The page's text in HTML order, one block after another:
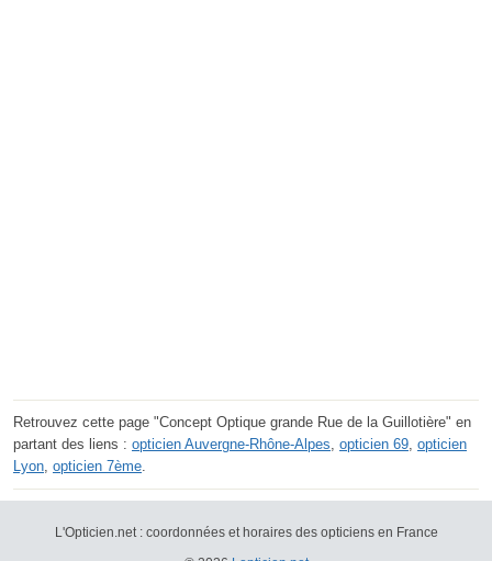
Retrouvez cette page "Concept Optique grande Rue de la Guillotière" en
partant des liens : opticien Auvergne-Rhône-Alpes, opticien 69, opticien
Lyon, opticien 7ème.
L'Opticien.net : coordonnées et horaires des opticiens en France